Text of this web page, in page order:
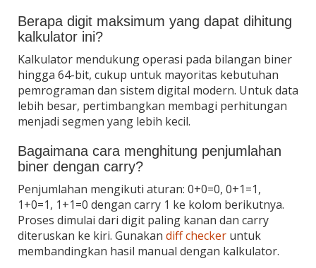
Berapa digit maksimum yang dapat dihitung
kalkulator ini?
Kalkulator mendukung operasi pada bilangan biner
hingga 64-bit, cukup untuk mayoritas kebutuhan
pemrograman dan sistem digital modern. Untuk data
lebih besar, pertimbangkan membagi perhitungan
menjadi segmen yang lebih kecil.
Bagaimana cara menghitung penjumlahan
biner dengan carry?
Penjumlahan mengikuti aturan: 0+0=0, 0+1=1,
1+0=1, 1+1=0 dengan carry 1 ke kolom berikutnya.
Proses dimulai dari digit paling kanan dan carry
diteruskan ke kiri. Gunakan diff checker untuk
membandingkan hasil manual dengan kalkulator.